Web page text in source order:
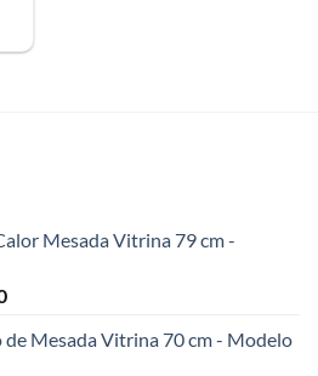
Mesada Vitrina 79 cm -
Mesada Vitrina 70 cm - Modelo